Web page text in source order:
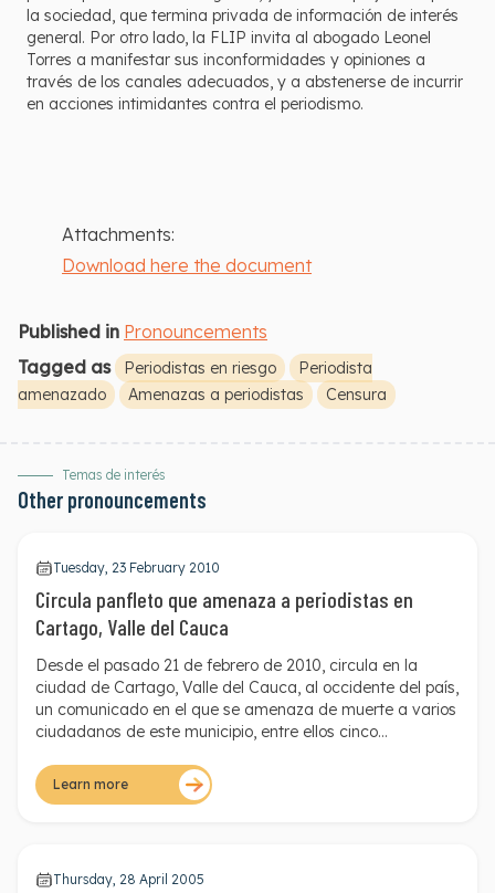
la sociedad, que termina privada de información de interés
general. Por otro lado, la FLIP invita al abogado Leonel
Torres a manifestar sus inconformidades y opiniones a
través de los canales adecuados, y a abstenerse de incurrir
en acciones intimidantes contra el periodismo.
Attachments:
Download here the document
Published in Pronouncements
Tagged as
Periodistas en riesgo
Periodista
amenazado
Amenazas a periodistas Censura
Temas de interés
Other pronouncements
Tuesday, 23 February 2010
Circula panfleto que amenaza a periodistas en
Cartago, Valle del Cauca
Desde el pasado 21 de febrero de 2010, circula en la
ciudad de Cartago, Valle del Cauca, al occidente del país,
un comunicado en el que se amenaza de muerte a varios
ciudadanos de este municipio, entre ellos cinco
circulado en Cartago cuatro panfletos similares.
Learn more
Thursday, 28 April 2005